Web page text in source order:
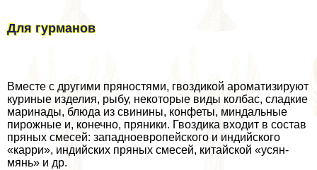
Для гурманов
Вместе с другими пряностями, гвоздикой ароматизируют
куриные изделия, рыбу, некоторые виды колбас, сладкие
маринады, блюда из свинины, конфеты, мин­дальные
пирожные и, конечно, пряники. Гвоздика входит в состав
пряных смесей: западноевропейского и индийского
«карри», индийских пряных смесей, китайской «усян-
мянь» и др.